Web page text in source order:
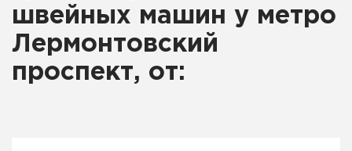
швейных машин у метро
Лермонтовский
проспект, от: